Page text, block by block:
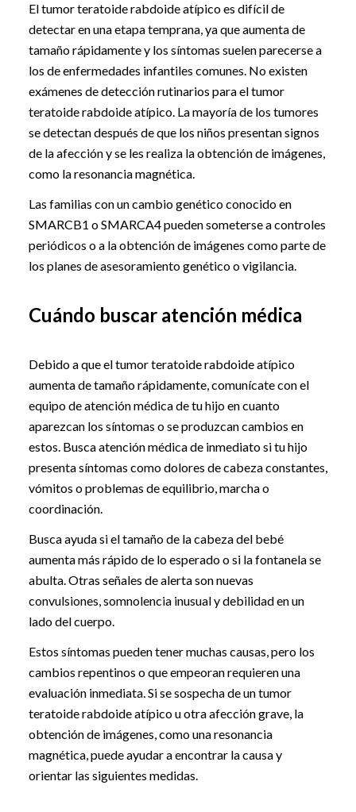
El tumor teratoide rabdoide atípico es difícil de
detectar en una etapa temprana, ya que aumenta de
tamaño rápidamente y los síntomas suelen parecerse a
los de enfermedades infantiles comunes. No existen
exámenes de detección rutinarios para el tumor
teratoide rabdoide atípico. La mayoría de los tumores
se detectan después de que los niños presentan signos
de la afección y se les realiza la obtención de imágenes,
como la resonancia magnética.
Las familias con un cambio genético conocido en
SMARCB1 o SMARCA4 pueden someterse a controles
periódicos o a la obtención de imágenes como parte de
los planes de asesoramiento genético o vigilancia.
Cuándo buscar atención médica
Debido a que el tumor teratoide rabdoide atípico
aumenta de tamaño rápidamente, comunícate con el
equipo de atención médica de tu hijo en cuanto
aparezcan los síntomas o se produzcan cambios en
estos. Busca atención médica de inmediato si tu hijo
presenta síntomas como dolores de cabeza constantes,
vómitos o problemas de equilibrio, marcha o
coordinación.
Busca ayuda si el tamaño de la cabeza del bebé
aumenta más rápido de lo esperado o si la fontanela se
abulta. Otras señales de alerta son nuevas
convulsiones, somnolencia inusual y debilidad en un
lado del cuerpo.
Estos síntomas pueden tener muchas causas, pero los
cambios repentinos o que empeoran requieren una
evaluación inmediata. Si se sospecha de un tumor
teratoide rabdoide atípico u otra afección grave, la
obtención de imágenes, como una resonancia
magnética, puede ayudar a encontrar la causa y
orientar las siguientes medidas.